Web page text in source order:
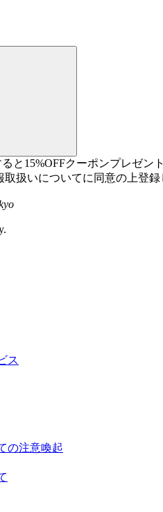
ると15%OFFクーポンプレゼ
扱いについてに同意の上登
ス
の注意喚起